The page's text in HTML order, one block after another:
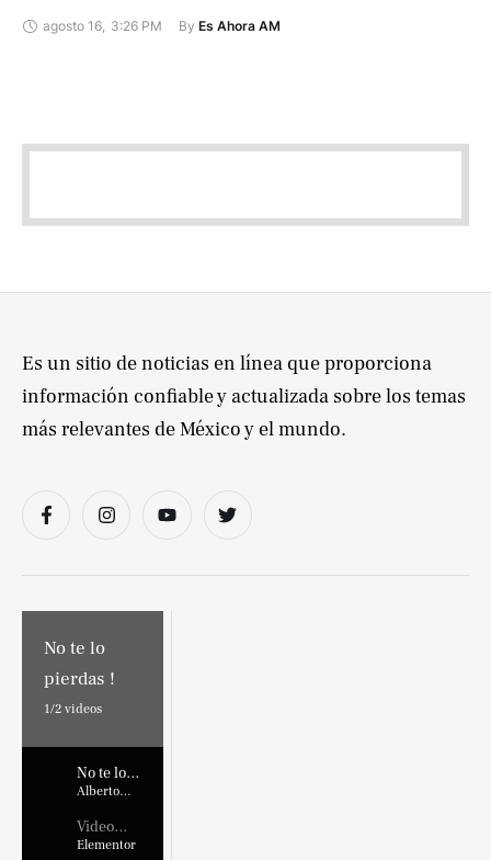
agosto 16, 3:26 PM By Es Ahora AM
No te lo
pierdas !
1/2 videos
No te lo
pierdas !
Alberto
Video
Placehold
Elementor
Es un sitio de noticias en línea que proporciona
información confiable y actualizada sobre los temas
más relevantes de México y el mundo.